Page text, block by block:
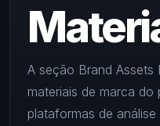
A seção Brand
materiais de marca
plataformas de